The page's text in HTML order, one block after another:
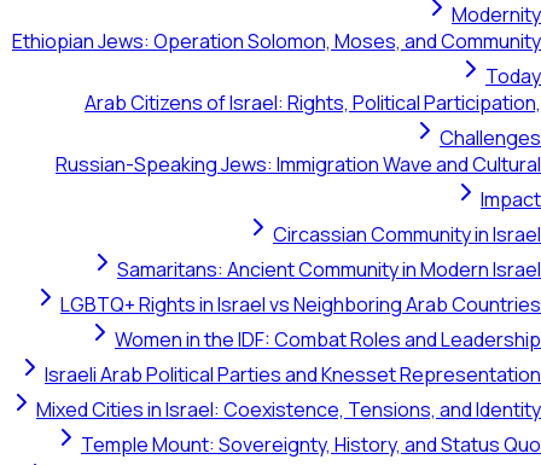
Modernity
Ethiopian Jews: Operation Solomon, Moses, and Community
Today
Arab Citizens of Israel: Rights, Political Participation,
Challenges
Russian-Speaking Jews: Immigration Wave and Cultural
Impact
Circassian Community in Israel
Samaritans: Ancient Community in Modern Israel
LGBTQ+ Rights in Israel vs Neighboring Arab Countries
Women in the IDF: Combat Roles and Leadership
Israeli Arab Political Parties and Knesset Representation
Mixed Cities in Israel: Coexistence, Tensions, and Identity
Temple Mount: Sovereignty, History, and Status Quo